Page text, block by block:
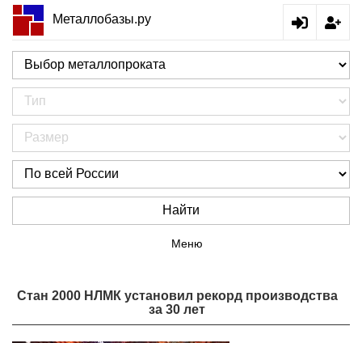
Металлобазы.ру
Найти
Меню
Стан 2000 НЛМК установил рекорд производства
за 30 лет